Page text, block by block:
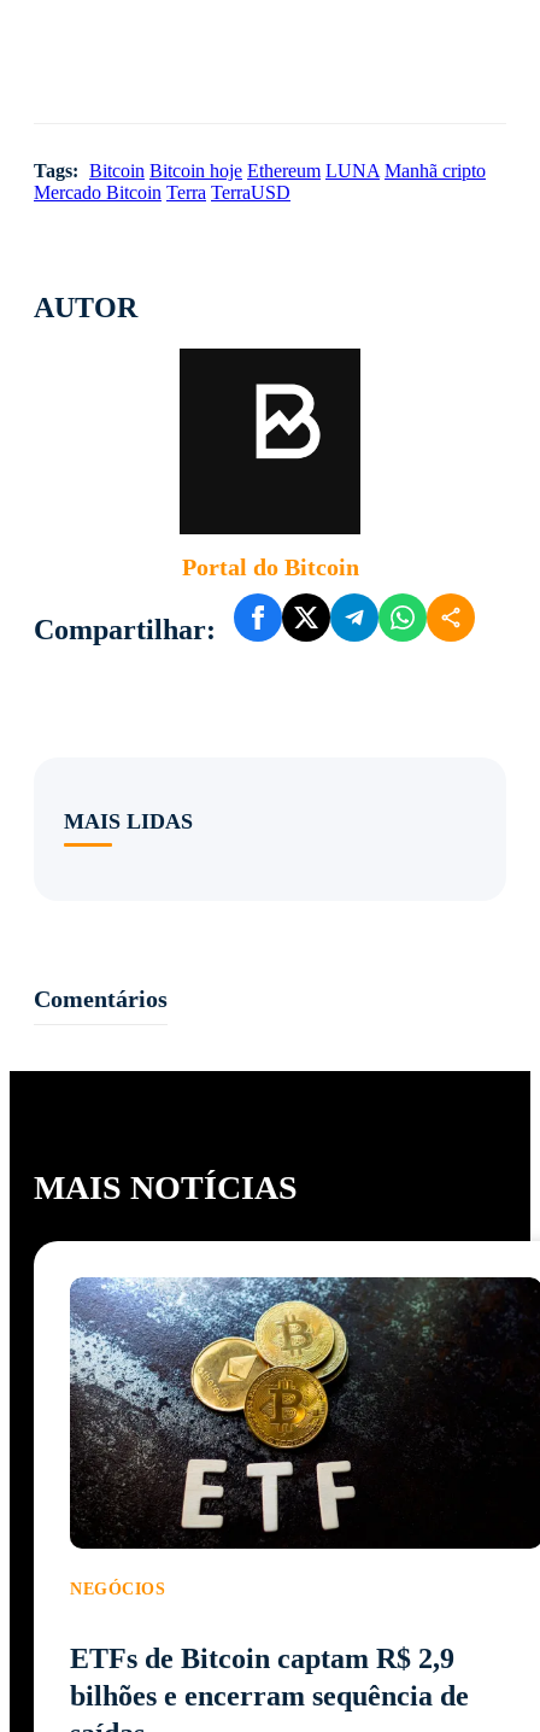
AUTOR
Portal do Bitcoin
Compartilhar:
Tags: Bitcoin Bitcoin hoje Ethereum LUNA Manhã cripto
Mercado Bitcoin Terra TerraUSD
MAIS LIDAS
Comentários
MAIS NOTÍCIAS
NEGÓCIOS
ETFs de Bitcoin captam R$ 2,9
bilhões e encerram sequência de